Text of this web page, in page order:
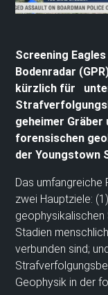
Screening
Bodenradar
kürzlich für
geheimer
forensischen
der Youngstown
Das umfangreiche
zwei Hauptziele:
geophysikalischen
Stadien
verbunden sind;
Geophysik in der